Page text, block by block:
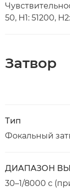
50, H1: 51200,
Затвор
Тип
Фокальный
ДИАПАЗОН
30–1/8000 с